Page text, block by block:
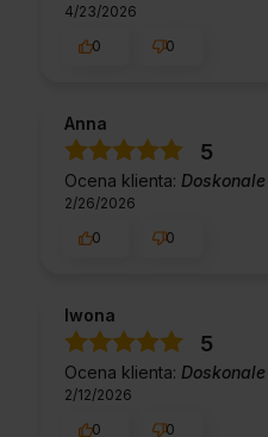
4/23/2026
0
0
Anna
5
Ocena klienta: Doskonale
2/26/2026
0
0
Iwona
5
Ocena klienta: Doskonale
2/12/2026
0
0